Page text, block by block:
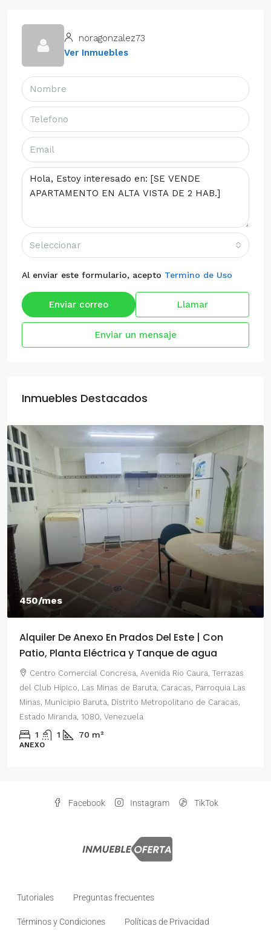
noragonzalez73
Ver Inmuebles
Seleccionar
Al enviar este formulario, acepto Termino de Uso
Enviar correo Llamar
Enviar un mensaje
Inmuebles Destacados
550/mes
Alquiler De Anexo En Prados Del Este Caracas |
2 Habitaciones
Centro Comercial Concresa, Avenida Principal de Prados
del Este, Prados del Este, Sector: Prado del Este, Caracas,
Parroquia Nuestra Señora del Rosario, Municipio Baruta,
Distrito Metropolitano de Caracas, Estado Miranda, 1080,
Venezuela
2